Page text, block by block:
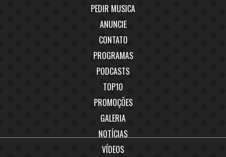
PEDIR MUSICA
ANUNCIE
CONTATO
PROGRAMAS
PODCASTS
TOP10
PROMOÇÕES
GALERIA
NOTÍCIAS
VÍDEOS